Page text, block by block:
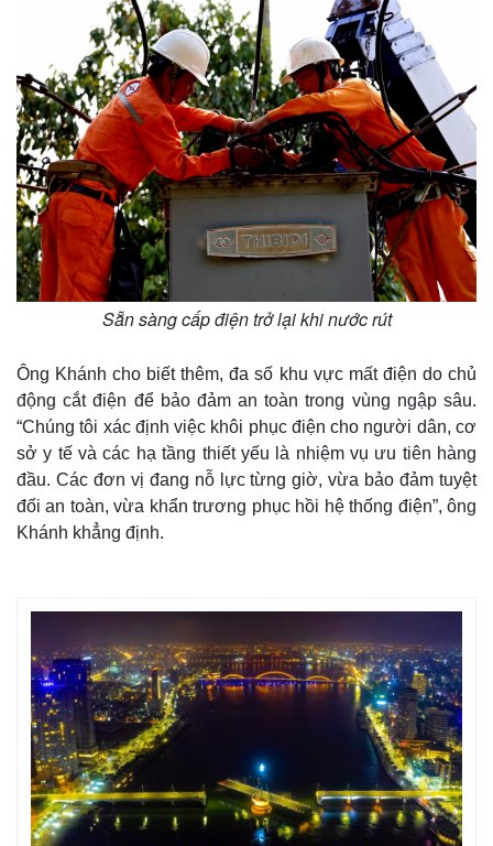
Thế giới
Quan sát
Cuộc sống đó đây
Hồ sơ
Multimedia
Video
Ảnh
E-Magazine
Sẵn sàng cấp điện trở lại khi nước rút
Ông Khánh cho biết thêm, đa số khu vực mất điện do chủ
động cắt điện để bảo đảm an toàn trong vùng ngập sâu.
“Chúng tôi xác định việc khôi phục điện cho người dân, cơ
sở y tế và các hạ tầng thiết yếu là nhiệm vụ ưu tiên hàng
đầu. Các đơn vị đang nỗ lực từng giờ, vừa bảo đảm tuyệt
đối an toàn, vừa khẩn trương phục hồi hệ thống điện”, ông
Khánh khẳng định.